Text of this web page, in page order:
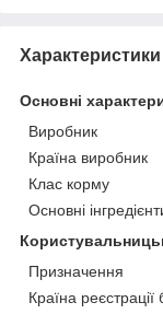
Характеристики
Основні
Виробник
Країна виробник
Клас корму
Основні
Призначення
Країна реєстрації